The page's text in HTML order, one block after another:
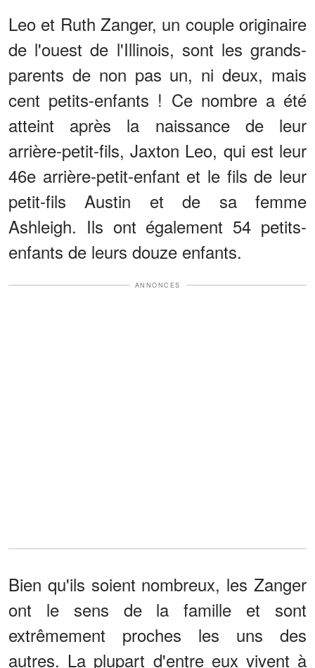
Leo et Ruth Zanger, un couple originaire
de l'ouest de l'Illinois, sont les grands-
parents de non pas un, ni deux, mais
cent petits-enfants ! Ce nombre a été
atteint après la naissance de leur
arrière-petit-fils, Jaxton Leo, qui est leur
46e arrière-petit-enfant et le fils de leur
petit-fils Austin et de sa femme
Ashleigh. Ils ont également 54 petits-
enfants de leurs douze enfants.
ANNONCES
Bien qu'ils soient nombreux, les Zanger
ont le sens de la famille et sont
extrêmement proches les uns des
autres. La plupart d'entre eux vivent à